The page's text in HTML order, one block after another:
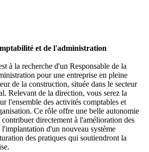
et de l'administration
à la recherche d'un Responsable de la
pour une entreprise en pleine
de la construction, située dans le secteur
Relevant de la direction, vous serez la
l'ensemble des activités comptables et
Ce rôle offre une belle autonomie
directement à l'amélioration des
l'implantation d'un nouveau système
des pratiques qui soutiendront la